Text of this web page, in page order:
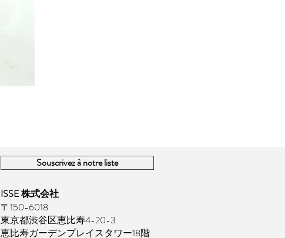
Souscrivez à notre liste
ISSE 株式会社
〒150-6018
東京都渋谷区恵比寿4-20-3
恵比寿ガーデンプレイスタワー18階